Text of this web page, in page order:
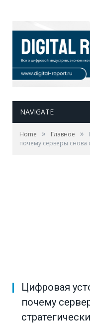
NAVIGATE
Home » Главное »
почему серверы снова
Цифровая
почему